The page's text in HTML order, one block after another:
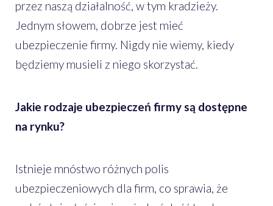
przez naszą działalność, w tym kradzieży.
Jednym słowem, dobrze jest mieć
ubezpieczenie firmy. Nigdy nie wiemy, kiedy
będziemy musieli z niego skorzystać.
Jakie rodzaje ubezpieczeń firmy są dostępne
na rynku?
Istnieje mnóstwo różnych polis
ubezpieczeniowych dla firm, co sprawia, że